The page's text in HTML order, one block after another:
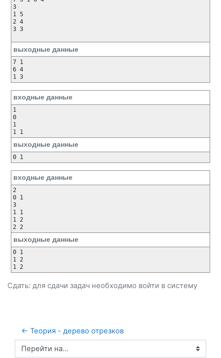
3
1 5
2 4
3 3
выходные данные
7 1
6 4
входные данные
1
0
1
выходные данные
входные данные
2
0 1
3
1 1
1 2
выходные данные
0 1
1 2
Сдать: для сдачи задач необходимо войти в систему
← Теория - дерево отрезков
Перейти на...